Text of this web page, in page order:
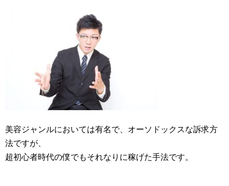
美容ジャンルにおいては有名で、オーソドックスな訴求方
法ですが、
超初心者時代の僕でもそれなりに稼げた手法です。